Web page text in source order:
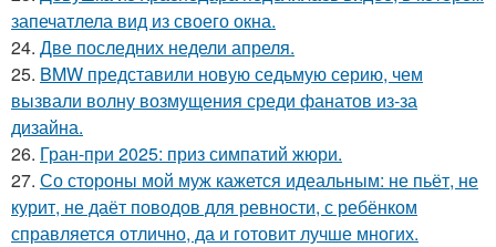
запечатлела вид из своего окна.
24. Две последних недели апреля.
25. BMW представили новую седьмую серию, чем
вызвали волну возмущения среди фанатов из-за
дизайна.
26. Гран-при 2025: приз симпатий жюри.
27. Со стороны мой муж кажется идеальным: не пьёт, не
курит, не даёт поводов для ревности, с ребёнком
справляется отлично, да и готовит лучше многих.